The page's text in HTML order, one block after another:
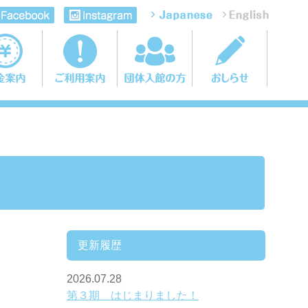
更新履歴
2026.07.28
第３期 はじまりました！